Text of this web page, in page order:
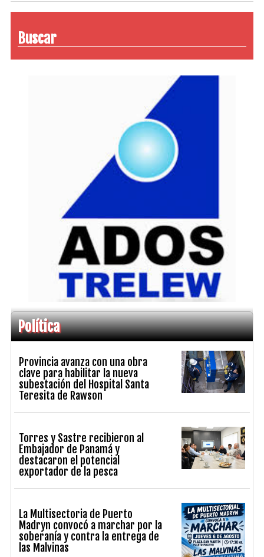
Buscar
Política
Provincia avanza con una obra
clave para habilitar la nueva
subestación del Hospital Santa
Teresita de Rawson
Torres y Sastre recibieron al
Embajador de Panamá y
destacaron el potencial
exportador de la pesca
La Multisectoria de Puerto
Madryn convocó a marchar por la
soberanía y contra la entrega de
las Malvinas